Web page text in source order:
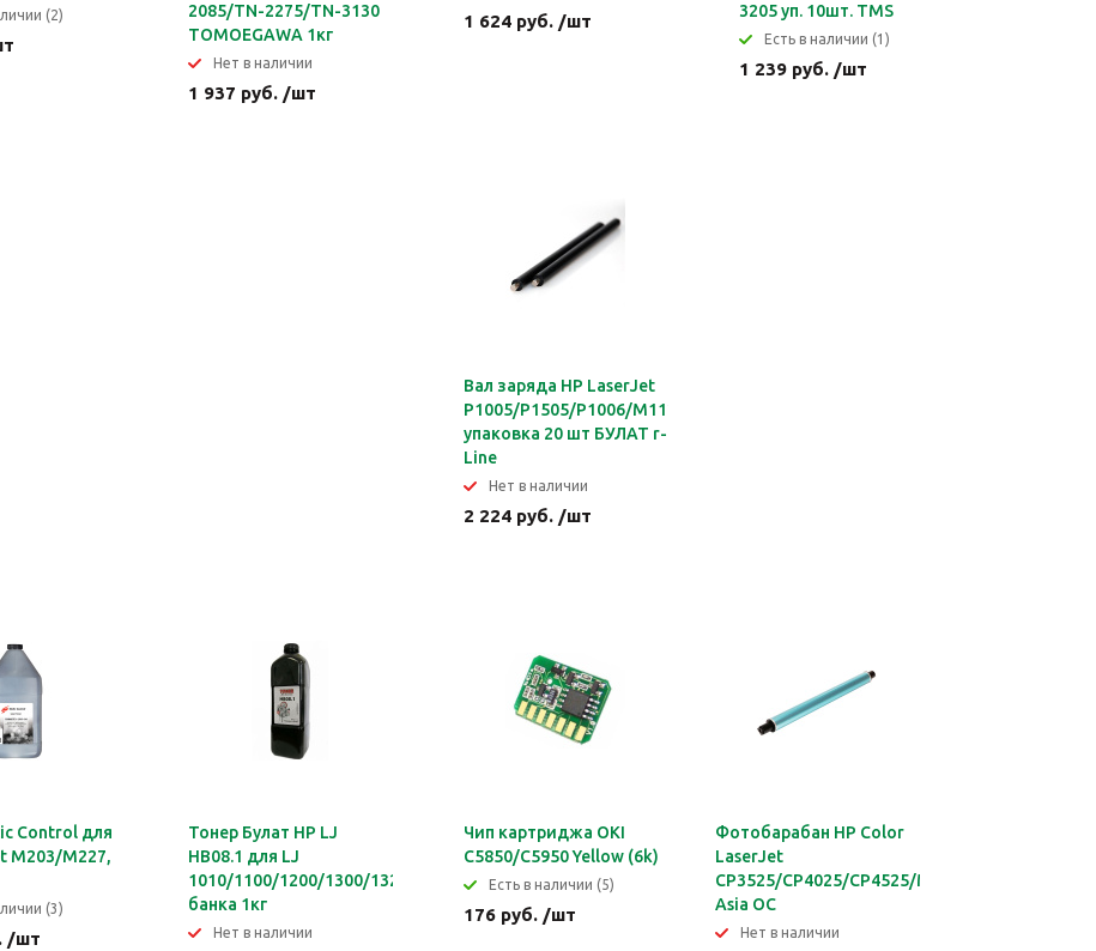
(2)
2085/TN-2275/TN-3130
TOMOEGAWA 1кг
Нет в наличии
1 937 руб. /шт
1 624 руб. /шт
3205 уп. 10шт. TMS
Eсть в наличии (1)
1 239 руб. /шт
Вал заряда HP LaserJet
P1005/P1505/P1006/M1120/M1522/P1505
упаковка 20 шт БУЛАТ r-
Line
Нет в наличии
2 224 руб. /шт
Control для
M203/M227,
(3)
/шт
Тонер Булат HP LJ
HB08.1 для LJ
1010/1100/1200/1300/1320/2100/2300
банка 1кг
Нет в наличии
Чип картриджа OKI
C5850/C5950 Yellow (6k)
Eсть в наличии (5)
176 руб. /шт
Фотобарабан HP Color
LaserJet
CP3525/CP4025/CP4525/M551/M575
Asia OC
Нет в наличии